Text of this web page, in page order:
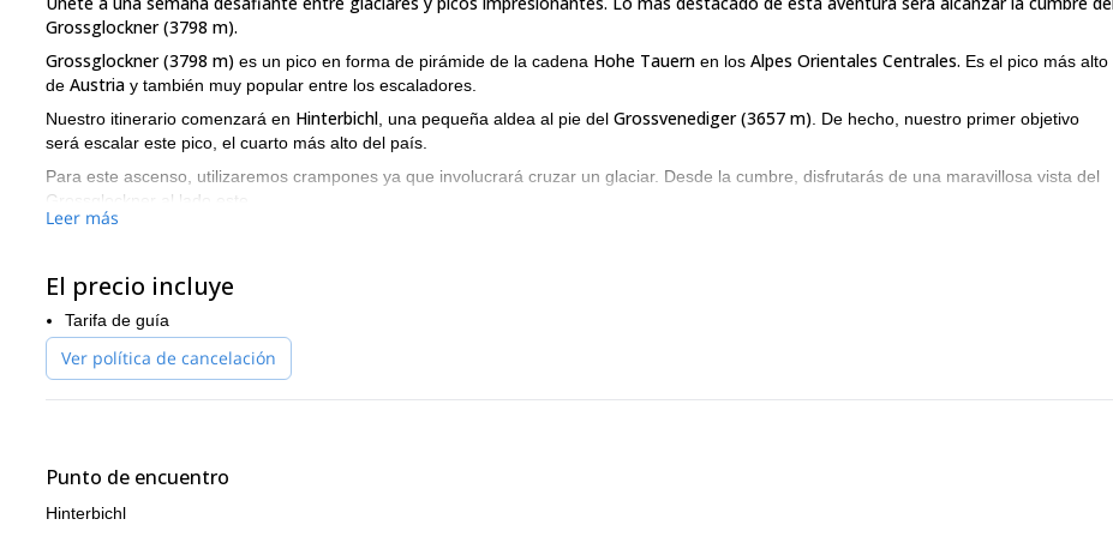
Grossglockner (3798 m).
Grossglockner (3798 m) es un pico en forma de pirámide de la cadena Hohe Tauern en los Alpes Orientales Centrales. Es el pico más alto
de Austria y también muy popular entre los escaladores.
Nuestro itinerario comenzará en Hinterbichl , una pequeña aldea al pie del Grossvenediger (3657 m) . De hecho, nuestro primer objetivo
será escalar este pico, el cuarto más alto del país.
Para este ascenso, utilizaremos crampones ya que involucrará cruzar un glaciar. Desde la cumbre, disfrutarás de una maravillosa vista del
Grossglockner al lado este.
¿Te gustaría unirte a este fantástico viaje de montañismo? Si la respuesta es sí, ¡entonces contáctame! Te aseguro que será una
experiencia muy gratificante en un pico de casi 4000 m.
Leer más
El precio incluye
Tarifa de guía
Ver política de cancelación
Punto de encuentro
Hinterbichl